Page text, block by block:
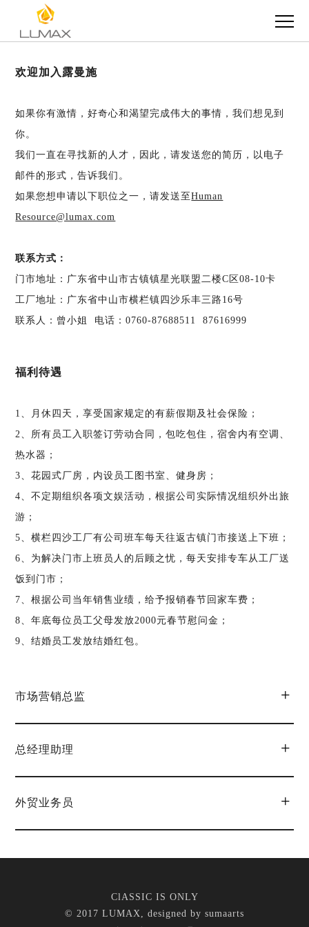
欢迎加入露曼施
如果你有激情，好奇心和渴望完成伟大的事情，我们想见到
你。
我们一直在寻找新的人才，因此，请发送您的简历，以电子
邮件的形式，告诉我们。
如果您想申请以下职位之一，请发送至Human
Resource@lumax.com
联系方式：
门市地址：广东省中山市古镇镇星光联盟二楼C区08-10卡
工厂地址：广东省中山市横栏镇四沙乐丰三路16号
联系人：曾小姐 电话：0760-87688511 87616999
福利待遇
1、月休四天，享受国家规定的有薪假期及社会保险；
2、所有员工入职签订劳动合同，包吃包住，宿舍内有空调、
热水器；
3、花园式厂房，内设员工图书室、健身房；
4、不定期组织各项文娱活动，根据公司实际情况组织外出旅
游；
5、横栏四沙工厂有公司班车每天往返古镇门市接送上下班；
6、为解决门市上班员人的后顾之忧，每天安排专车从工厂送
饭到门市；
7、根据公司当年销售业绩，给予报销春节回家车费；
8、年底每位员工父母发放2000元春节慰问金；
9、结婚员工发放结婚红包。
市场营销总监
总经理助理
外贸业务员
ClASSIC IS ONLY
© 2017 LUMAX, designed by sumaarts